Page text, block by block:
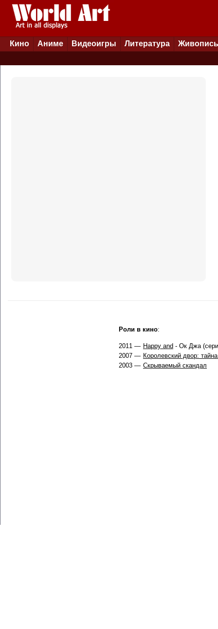
Кино Аниме Видеоигры Литература Живопись
Роли в кино:
2011 — Happy and - Ок Джа
2007 — Королевский двор:
2003 — Скрываемый скандал